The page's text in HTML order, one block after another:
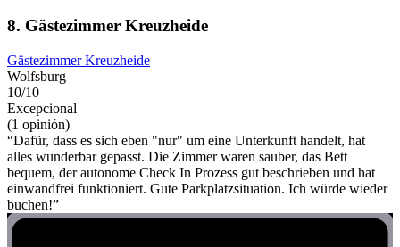
8. Gästezimmer Kreuzheide
Gästezimmer Kreuzheide
Wolfsburg
10/10
Excepcional
(1 opinión)
“Dafür, dass es sich eben "nur" um eine Unterkunft handelt, hat
alles wunderbar gepasst. Die Zimmer waren sauber, das Bett
bequem, der autonome Check In Prozess gut beschrieben und hat
einwandfrei funktioniert. Gute Parkplatzsituation. Ich würde wieder
buchen!”